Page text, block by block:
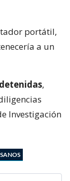
portátil,
a un
,
Investigación